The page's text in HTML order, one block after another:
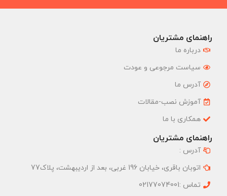
راهنمای مشتریان
درباره ما
سیاست مرجوعی و عودت
آدرس ما
آموزش نصب-مقالات
همکاری با ما
راهنمای مشتریان
آدرس :
اتوبان باقری، خیابان 196 غربی، بعد از اردیبهشت، پلاک77
تماس :02177074001